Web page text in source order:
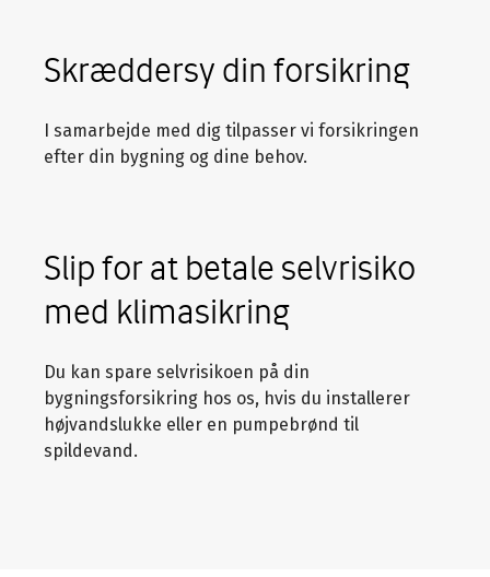
Skræddersy din forsikring
I samarbejde med dig tilpasser vi forsikringen
efter din bygning og dine behov.
Slip for at betale selvrisiko
med klimasikring
Du kan spare selvrisikoen på din
bygningsforsikring hos os, hvis du installerer
højvandslukke eller en pumpebrønd til
spildevand.